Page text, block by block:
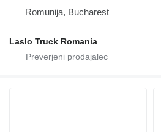
Romunija, Bucharest
Laslo Truck Romania